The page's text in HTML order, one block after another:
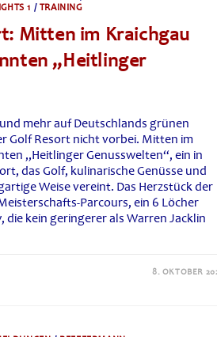
1 / TRAINING
Mitten im Kraichgau
„Heitlinger
mehr auf Deutschlands grünen
Golf Resort nicht vorbei. Mitten im
„Heitlinger Genusswelten“, ein in
das Golf, kulinarische Genüsse und
Weise vereint. Das Herzstück der
Parcours, ein 6 Löcher
die kein geringerer als Warren Jacklin
8. OKTOBER